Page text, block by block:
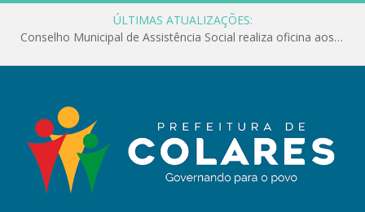
ÚLTIMAS ATUALIZAÇÕES:
Conselho Municipal de Assistência Social realiza oficina aos servidores